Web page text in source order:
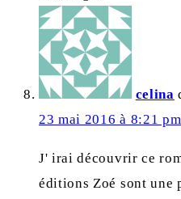
celina
23 mai 2016 à 8:21 pm
J' irai découvrir ce
éditions Zoé sont une